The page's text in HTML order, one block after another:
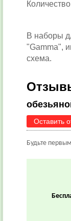
В наборы
"Gamma",
схема.
Оставить
Будьте